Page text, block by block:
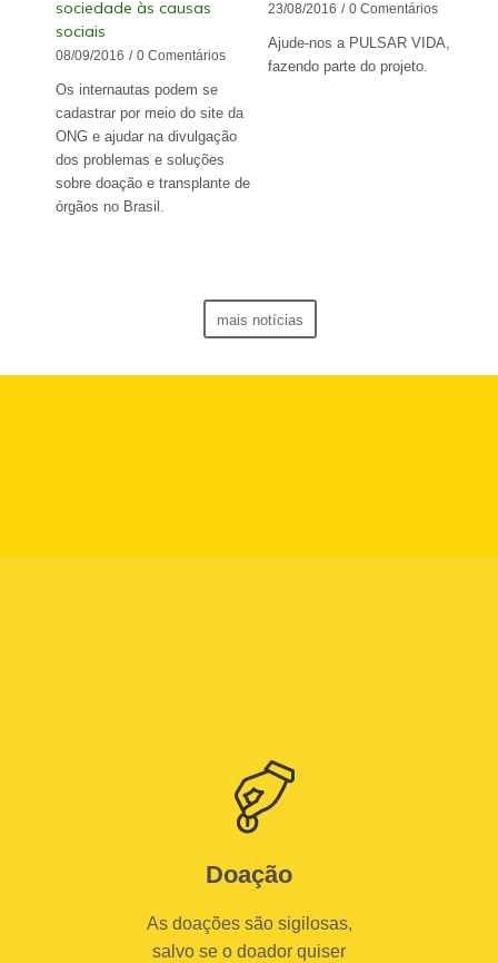
sociedade às causas
sociais
08/09/2016 / 0 Comentários
Os internautas podem se
cadastrar por meio do site da
ONG e ajudar na divulgação
dos problemas e soluções
sobre doação e transplante de
órgãos no Brasil.
23/08/2016 / 0 Comentários
Ajude-nos a PULSAR VIDA,
fazendo parte do projeto.
mais notícias
Doação
As doações são sigilosas,
salvo se o doador quiser